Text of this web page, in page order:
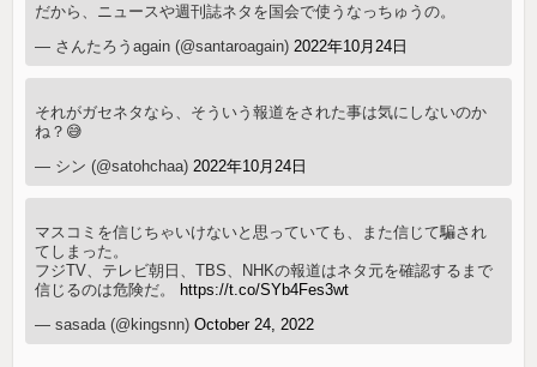
だから、ニュースや週刊誌ネタを国会で使うなっちゅうの。
— さんたろうagain (@santaroagain) 2022年10月24日
それがガセネタなら、そういう報道をされた事は気にしないのか
ね？😅
— シン (@satohchaa) 2022年10月24日
マスコミを信じちゃいけないと思っていても、また信じて騙され
てしまった。
フジTV、テレビ朝日、TBS、NHKの報道はネタ元を確認するまで
信じるのは危険だ。 https://t.co/SYb4Fes3wt
— sasada (@kingsnn)October 24, 2022